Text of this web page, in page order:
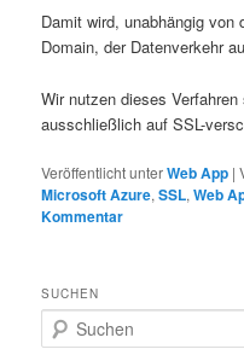
Damit wird, unabhängig von
Domain, der Datenverkehr
Wir nutzen dieses
ausschließlich auf SSL-
Veröffentlicht unterWeb App |
Microsoft Azure,SSL,Web
Kommentar
SUCHEN
u